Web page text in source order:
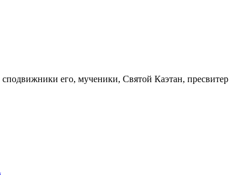
его, мученики, Святой Каэтан, пресвитер